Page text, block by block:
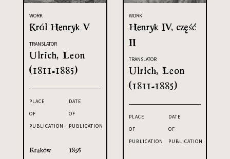
WORK
Król Henryk V
TRANSLATOR
Ulrich, Leon
(1811-1885)
PLACE
OF
PUBLICATION
Kraków
DATE
OF
PUBLICATION
1895
WORK
Henryk IV, część
II
TRANSLATOR
Ulrich, Leon
(1811-1885)
PLACE
OF
PUBLICATION
DATE
OF
PUBLICATION